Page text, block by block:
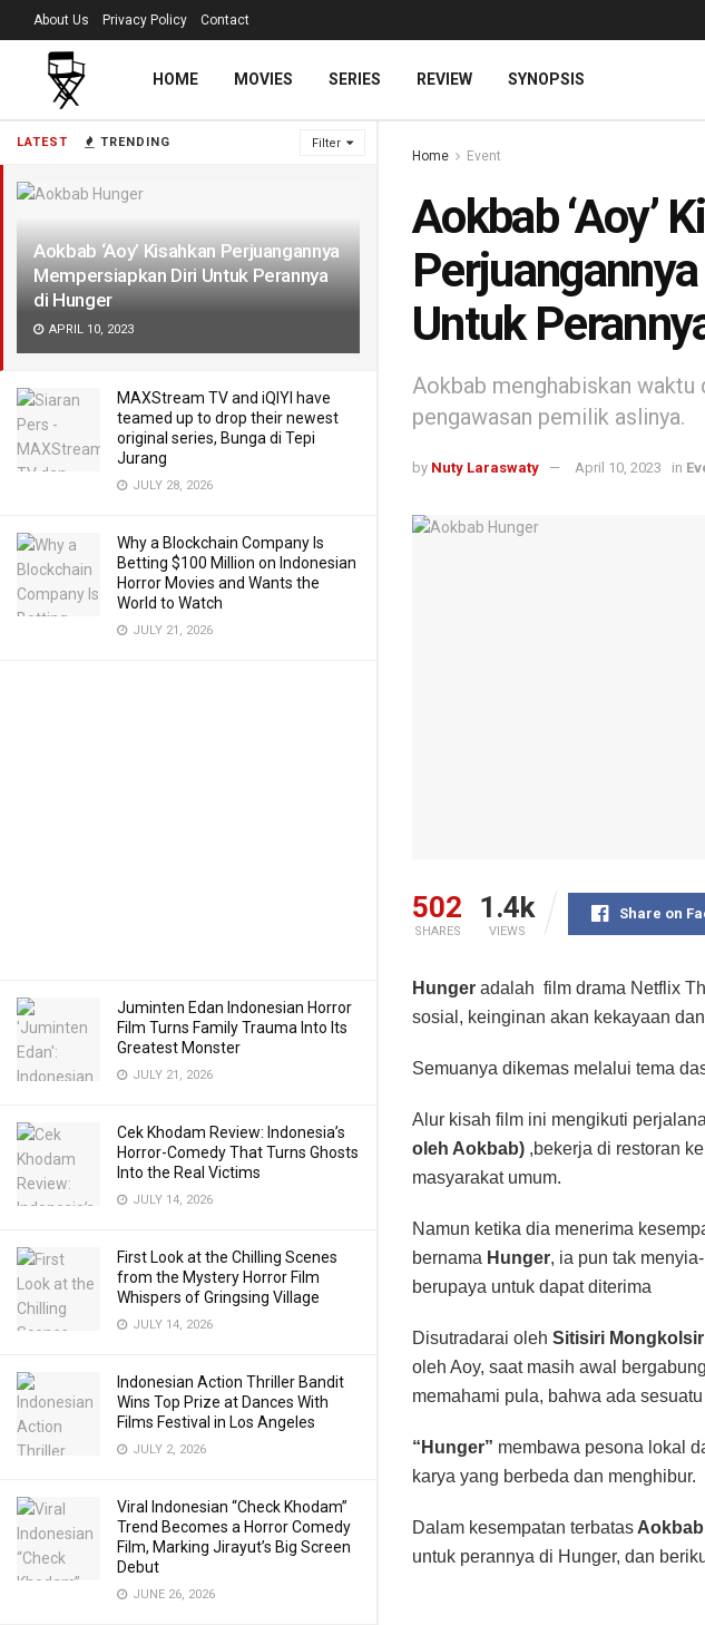
LATEST TRENDING Filter
Aokbab ‘Aoy’ Kisahkan Perjuangannya
Mempersiapkan Diri Untuk Perannya
di Hunger
APRIL 10, 2023
MAXStream TV and iQIYI have
teamed up to drop their newest
original series, Bunga di Tepi
Jurang
JULY 28, 2026
Why a Blockchain Company Is
Betting $100 Million on Indonesian
Horror Movies and Wants the
World to Watch
JULY 21, 2026
Juminten Edan Indonesian Horror
Film Turns Family Trauma Into Its
Greatest Monster
JULY 21, 2026
Cek Khodam Review: Indonesia’s
Horror-Comedy That Turns Ghosts
Into the Real Victims
JULY 14, 2026
First Look at the Chilling Scenes
from the Mystery Horror Film
Whispers of Gringsing Village
JULY 14, 2026
Indonesian Action Thriller Bandit
Wins Top Prize at Dances With
Films Festival in Los Angeles
JULY 2, 2026
Viral Indonesian “Check Khodam”
Trend Becomes a Horror Comedy
Film, Marking Jirayut’s Big Screen
Debut
JUNE 26, 2026
About Us Privacy Policy Contact
HOME MOVIES SERIES REVIEW SYNOPSIS
Home Event
Aokbab ‘Aoy’
Untuk
Aokbab menghabiskan
pengawasan pemilik aslinya.
by Nuty Laraswaty April 10, 2023 in
502
SHARES
1.4k
VIEWS
Share on
Hunger adalah film drama Netflix
sosial, keinginan akan kekayaan
Semuanya dikemas melalui tema
Alur kisah film ini mengikuti
oleh Aokbab) ,bekerja di restoran
masyarakat umum.
Namun ketika dia menerima
bernama Hunger, ia pun tak
berupaya untuk dapat diterima
Disutradarai oleh Sitisiri
oleh Aoy, saat masih awal
memahami pula, bahwa ada
“Hunger” membawa pesona lokal
karya yang berbeda dan menghibur.
Dalam kesempatan terbatasAokbab
untuk perannya di Hunger, dan